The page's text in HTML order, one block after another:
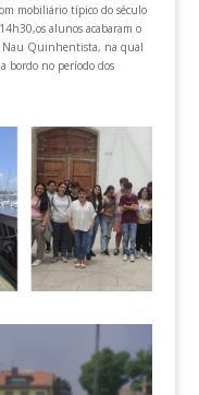
mobiliário típico do século
alunos acabaram o
Nau Quinhentista, na qual
bordo no período dos